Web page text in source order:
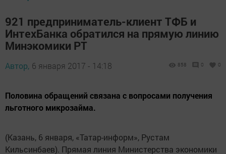
921 предприниматель-клиент ТФБ и
ИнтехБанка обратился на прямую линию
Минэкомики РТ
Автор, 6 января 2017 - 14:18 858 0 0
Половина обращений связана с вопросами получения
льготного микрозайма.
(Казань, 6 января, «Татар-информ», Рустам
Кильсинбаев). Прямая линия Министерства экономики